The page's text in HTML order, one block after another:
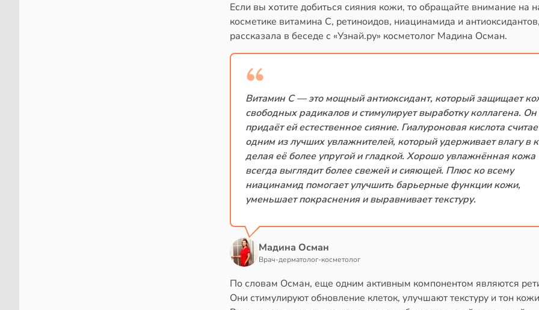
Если вы хотите добиться сияния кожи, то обращайте внимание на
косметике витамина C, ретиноидов, ниацинамида и антиоксидантов,
рассказала в беседе с «Узнай.ру» косметолог Мадина Осман.
Витамин C — это мощный антиоксидант, который защищает
свободных радикалов и стимулирует выработку коллагена. Он
придаёт ей естественное сияние. Гиалуроновая кислота
одним из лучших увлажнителей, который удерживает влагу в
делая её более упругой и гладкой. Хорошо увлажнённая кожа
всегда выглядит более свежей и сияющей. Плюс ко всему
ниацинамид помогает улучшить барьерные функции кожи,
уменьшает покраснения и выравнивает текстуру.
Мадина Осман
Врач-дерматолог-косметолог
По словам Осман, еще одним активным компонентом являются
Они стимулируют обновление клеток, улучшают текстуру и тон